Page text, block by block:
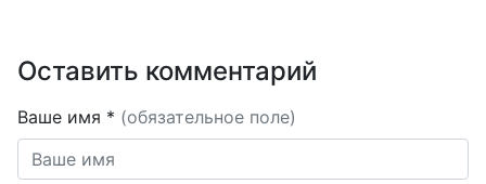
Оставить комментарий
Ваше имя * (обязательное поле)